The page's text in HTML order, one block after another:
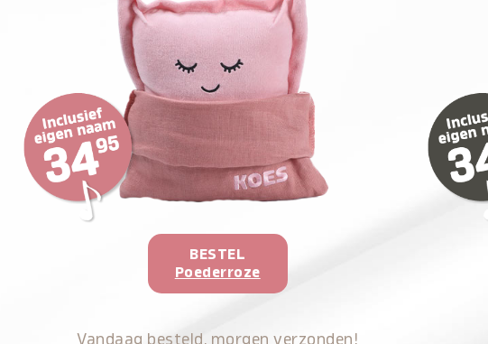
BESTEL
Poederroze
Vandaag besteld, morgen verzonden!